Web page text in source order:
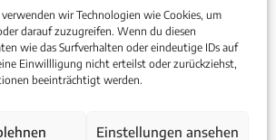
wir Technologien wie Cookies, um
darauf zuzugreifen. Wenn du diesen
wie das Surfverhalten oder eindeutige IDs auf
Einwillligung nicht erteilst oder zurückziehst,
beeinträchtigt werden.
Einstellungen ansehen